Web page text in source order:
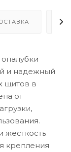
и надежный
щитов в
от
жесткость
крепления